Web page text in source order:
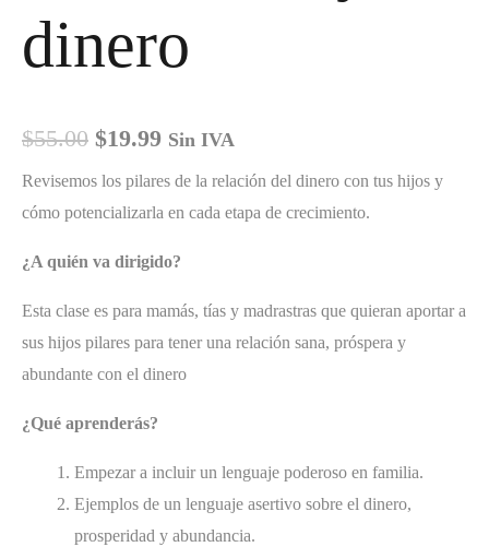
dinero
$55.00 $19.99 Sin IVA
Revisemos los pilares de la relación del dinero con tus hijos y
cómo potencializarla en cada etapa de crecimiento.
¿A quién va dirigido?
Esta clase es para mamás, tías y madrastras que quieran aportar a
sus hijos pilares para tener una relación sana, próspera y
abundante con el dinero
¿Qué aprenderás?
Empezar a incluir un lenguaje poderoso en familia.
Ejemplos de un lenguaje asertivo sobre el dinero,
prosperidad y abundancia.